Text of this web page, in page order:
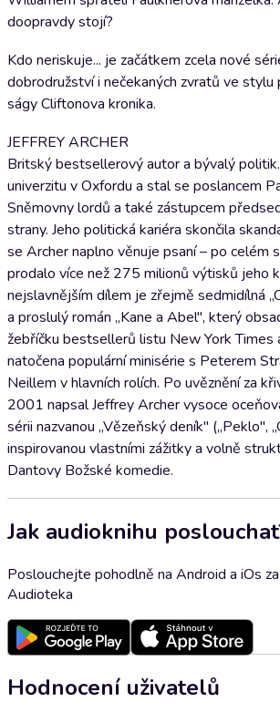
doopravdy stojí?
Kdo neriskuje... je začátkem zcela nové
dobrodružství i nečekaných zvratů ve stylu
ságy Cliftonova kronika.
JEFFREY ARCHER
Britský bestsellerový autor a bývalý
univerzitu v Oxfordu a stal se poslancem
Sněmovny lordů a také zástupcem
strany. Jeho politická kariéra skončila
se Archer naplno věnuje psaní – po celém
prodalo více než 275 milionů výtisků jeho
nejslavnějším dílem je zřejmě sedmidílná
a proslulý román „Kane a Abel", který
žebříčku bestsellerů listu New York Times
natočena populární minisérie s Peterem
Neillem v hlavních rolích. Po uvěznění za
2001 napsal Jeffrey Archer vysoce
sérii nazvanou „Vězeňský deník" („Peklo",
inspirovanou vlastními zážitky a volně
Dantovy Božské komedie.
Jak audioknihu
Poslouchejte pohodlně na Android a iOs
Audioteka
Hodnocení uživatelů